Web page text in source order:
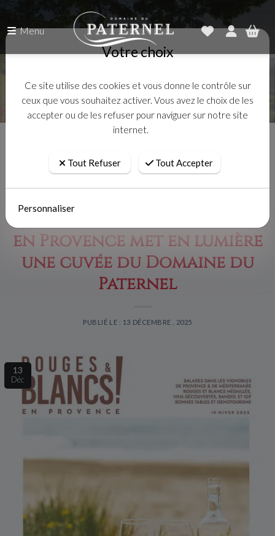
Menu
Domaine du Paternel
en Provence met en lumière
une cuvée du Domaine du
Paternel
PUBLIÉ LE : 13 DÉCEMBRE , 2025
13
Déc
Votre choix
Ce site utilise des cookies et vous donne le contrôle sur
ceux que vous souhaitez activer. Vous avez le choix de les
accepter ou de les refuser pour naviguer sur notre site
internet.
Tout Refuser Tout Accepter
Personnaliser